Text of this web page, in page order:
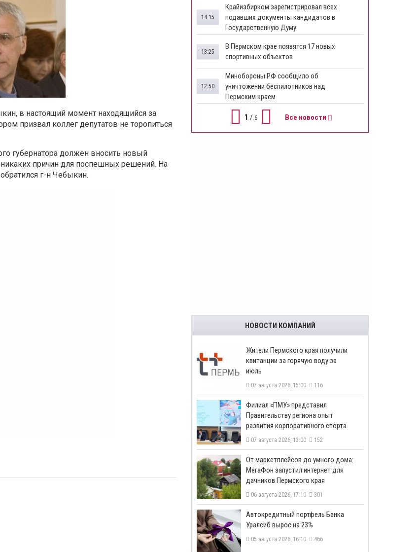
в настоящий момент находящийся за
призвал коллег депутатов не торопиться
губернатора должен вносить новый
причин для поспешных решений. На
г-н Чебыкин.
Крайизбирком зарегистрировал всех
подавших документы кандидатов в
Государственную Думу
14:15
​В Пермском крае появятся 17 новых
спортивных объектов
13:25
Минобороны РФ сообщило об
уничтожении беспилотников над
Пермским краем
12:50
1 / 6 Все новости
НОВОСТИ КОМПАНИЙ
​Жители Пермского края получили
квитанции за горячую воду за
июль
07 августа 2026, 15:00 116
​Филиал «ПМУ» представил
Правительству региона опыт
развития корпоративного спорта
07 августа 2026, 13:00 152
От маркетплейсов до умного дома:
МегаФон запустил интернет для
дачников Пермского края
06 августа 2026, 17:10 301
​Автокредитный портфель Банка
Уралсиб вырос на 23%
05 августа 2026, 16:10 466